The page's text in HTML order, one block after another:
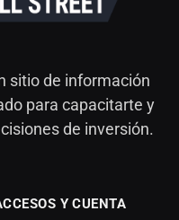
sitio de información
para capacitarte y
de inversión.
Y CUENTA